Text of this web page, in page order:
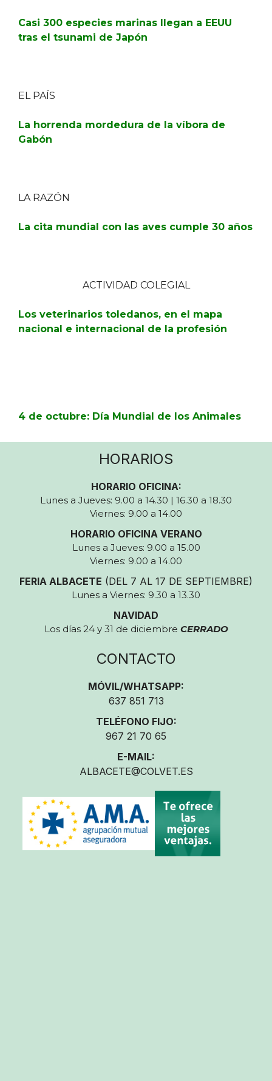
Casi 300 especies marinas llegan a EEUU
tras el tsunami de Japón
EL PAÍS
La horrenda mordedura de la víbora de
Gabón
LA RAZÓN
La cita mundial con las aves cumple 30 años
ACTIVIDAD COLEGIAL
Los veterinarios toledanos, en el mapa
nacional e internacional de la profesión
4 de octubre: Día Mundial de los Animales
HORARIOS
HORARIO OFICINA:
Lunes a Jueves: 9.00 a 14.30 | 16.30 a 18.30
Viernes: 9.00 a 14.00
HORARIO OFICINA VERANO
Lunes a Jueves: 9.00 a 15.00
Viernes: 9.00 a 14.00
FERIA ALBACETE (DEL 7 AL 17 DE SEPTIEMBRE)
Lunes a Viernes: 9.30 a 13.30
NAVIDAD
Los días 24 y 31 de diciembre CERRADO
CONTACTO
MÓVIL/WHATSAPP:
637 851 713
TELÉFONO FIJO:
967 21 70 65
E-MAIL:
ALBACETE@COLVET.ES